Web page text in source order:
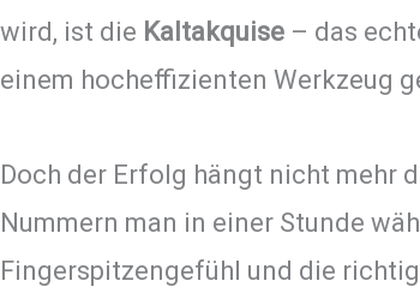
wird, ist die Kaltakquise – das
einem hocheffizienten Werkzeug
Doch der Erfolg hängt nicht mehr
Nummern man in einer Stunde
Fingerspitzengefühl und die